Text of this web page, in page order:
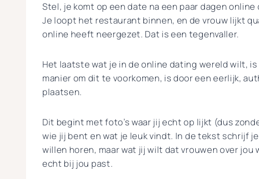
Stel, je komt op een date na een paar dagen
Je loopt het restaurant binnen, en de vrouw lijkt
online heeft neergezet. Dat is een tegenvaller.
Het laatste wat je in de online dating wereld wilt,
manier om dit te voorkomen, is door een eerlijk,
plaatsen.
Dit begint met foto’s waar jij echt op lijkt (dus
wie jij bent en wat je leuk vindt. In de tekst schrijf
willen horen, maar wat jij wilt dat vrouwen over jou
echt bij jou past.